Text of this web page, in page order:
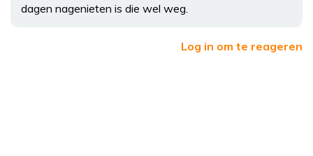
dagen nagenieten is die wel weg.
Log in om te reageren